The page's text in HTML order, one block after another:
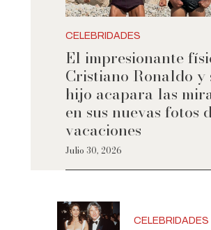
CELEBRIDADES
El impresionante
Cristiano Ronaldo y
hijo acapara las
en sus nuevas fotos
vacaciones
Julio 30, 2026
CELEBRIDADES